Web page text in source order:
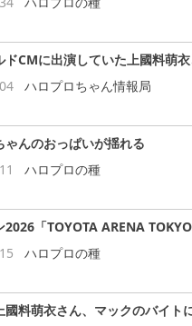
ドCMに出演していた上國料萌
ハロプロちゃん情報局
ゃんのおっぱいが揺れる
ハロプロの種
2026「TOYOTA ARENA
ハロプロの種
國料萌衣さん、マックのバイ